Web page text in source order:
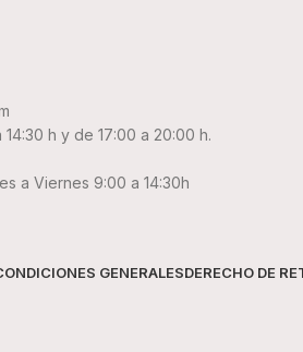
h y de 17:00 a 20:00 h.
a Viernes 9:00 a 14:30h
GENERALESDERECHO DE